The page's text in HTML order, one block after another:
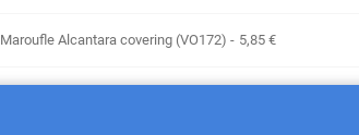
Maroufle Alcantara covering (VO172) - 5,85 €